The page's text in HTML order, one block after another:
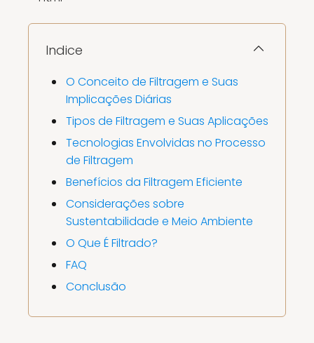
Indice
O Conceito de Filtragem e Suas
Implicações Diárias
Tipos de Filtragem e Suas Aplicações
Tecnologias Envolvidas no Processo
de Filtragem
Benefícios da Filtragem Eficiente
Considerações sobre
Sustentabilidade e Meio Ambiente
O Que É Filtrado?
FAQ
Conclusão